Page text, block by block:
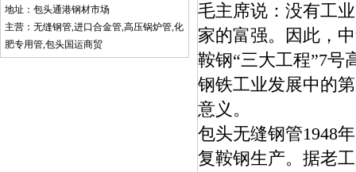
地址：包头通港钢材市场
主营：无缝钢管,进口合金管,高压锅炉管,化
肥专用管,包头国运商贸
毛主席说：没有工
家的富强。因此，
鞍钢“三大工程”7号
钢铁工业发展中的
意义。
包头无缝钢管1948
复鞍钢生产。据老